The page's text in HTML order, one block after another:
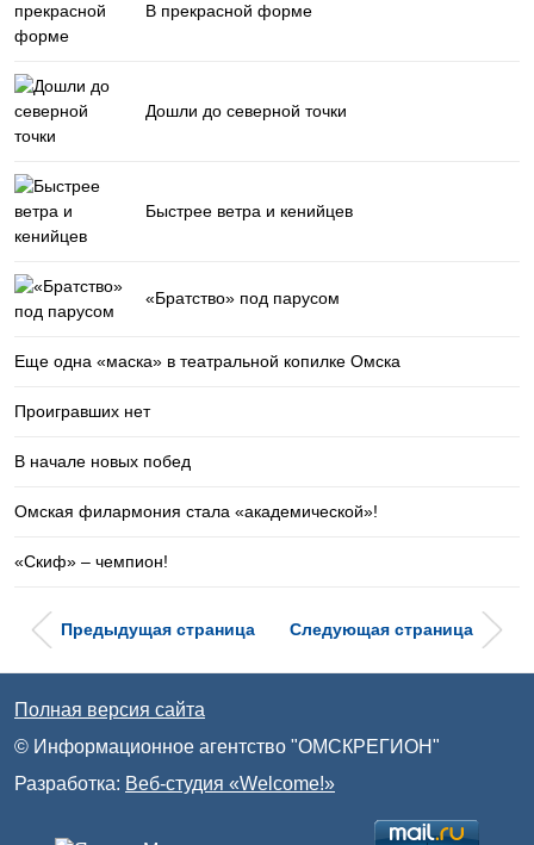
В прекрасной форме
Дошли до северной точки
Быстрее ветра и кенийцев
«Братство» под парусом
Еще одна «маска» в театральной копилке Омска
Проигравших нет
В начале новых побед
Омская филармония стала «академической»!
«Скиф» – чемпион!
Предыдущая страница Следующая страница
Полная версия сайта
© Информационное агентство "ОМСКРЕГИОН"
Разработка: Веб-студия «Welcome!»